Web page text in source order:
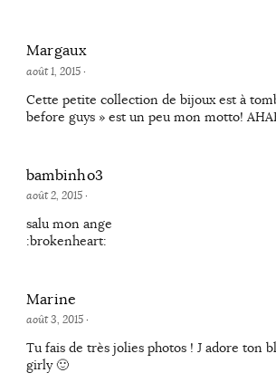
Margaux
août 1, 2015·
Cette petite collection de bijoux est à
before guys » est un peu mon motto!
bambinho3
août 2, 2015·
salu mon ange
:brokenheart:
Marine
août 3, 2015·
Tu fais de très jolies photos ! J adore ton
girly 🙂